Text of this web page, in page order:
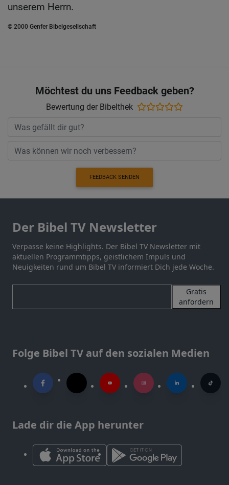
unserem Herrn.
© 2000 Genfer Bibelgesellschaft
Möchtest du uns Feedback geben?
Bewertung der Bibelthek
FEEDBACK SENDEN
Der Bibel TV Newsletter
Verpasse keine Highlights. Der Bibel TV Newsletter mit
aktuellen Programmtipps, geistlichem Impuls und
Neuigkeiten rund um Bibel TV informiert Dich jede Woche.
Gratis
anfordern
Folge Bibel TV auf den sozialen Medien
Lade dir die App herunter